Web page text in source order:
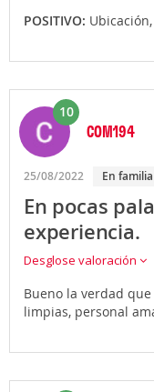
POSITIVO:
10
COM194
25/08/2022 En familia
En pocas
experiencia.
Desglose valoración
Bueno la verdad
limpias, personal